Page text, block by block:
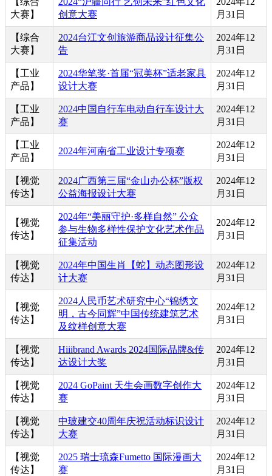
大赛】
创意大赛
月31日
【综合
大赛】
2024台江文创旅游商品设计征集公
告
2024年12
月31日
【工业
产品】
2024华笔奖·首届“冠美杯”适老家具
设计大赛
2024年12
月31日
【工业
产品】
2024中国自行车电动自行车设计大
赛
2024年12
月31日
【工业
产品】
2024年河南省工业设计专项赛
2024年12
月31日
【视觉
传达】
2024广西第三届“金山办公杯”版权
公益海报设计大赛
2024年12
月31日
【视觉
传达】
2024年“美丽守护·多样自然” 公众
参与生物多样性保护文化艺术作品
征集活动
2024年12
月31日
【视觉
传达】
2024年中国生肖【蛇】动态图形设
计大赛
2024年12
月31日
【视觉
传达】
2024人民币艺术研究中心“锦绣文
明，古今同辉”中国传统建筑艺术
及纹样创意大赛
2024年12
月31日
【视觉
传达】
Hiiibrand Awards 2024国际品牌&传
达设计大奖
2024年12
月31日
【视觉
传达】
2024 GoPaint 天生会画数字创作大
赛
2024年12
月31日
【视觉
传达】
中玻建交40周年庆祝活动标识设计
大赛
2024年12
月31日
【视觉
传达】
2025 瑞士琉森Fumetto 国际漫画大
赛
2024年12
月31日